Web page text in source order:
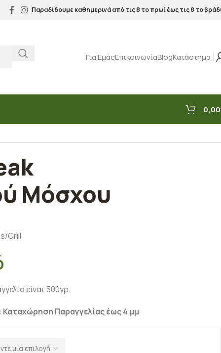
Παραδίδουμε καθημερινά από τις 8 το πρωί έως τις 8 το
Για ΕμάςΕπικοινωνίαBlogΚατάστημα
0,00
Μόσχου
Grill
είναι 500γρ.
Παραγγελίας έως 4 μμ